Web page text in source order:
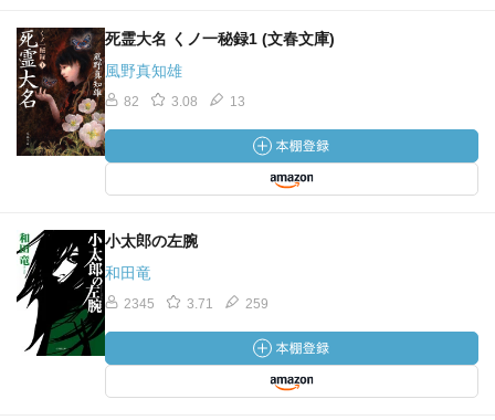
死霊大名 くノ一秘録1 (文春文庫)
風野真知雄
82 3.08 13
小太郎の左腕
和田竜
2345 3.71 259